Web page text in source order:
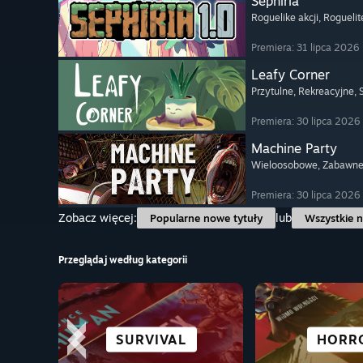
Roguelike akcji,
Premiera: 31 lipca 2026
Leafy Corner
Przytulne, Rekreacyjne,
Premiera: 30 lipca 2026
Machine Party
Wieloosobowe, Zabawne
Premiera: 30 lipca 2026
Zobacz więcej:
Popularne nowe tytuły lub Wszystkie
Przeglądaj według kategorii
SURVIVAL
MIASTA I OSADY
FREE TO PLAY ŚWIETNE
AKCJA OTWARTY